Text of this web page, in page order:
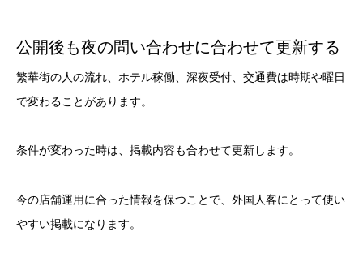
公開後も夜の問い合わせに合わせて更新する
繁華街の人の流れ、ホテル稼働、深夜受付、交通費は時期や曜日
で変わることがあります。
条件が変わった時は、掲載内容も合わせて更新します。
今の店舗運用に合った情報を保つことで、外国人客にとって使い
やすい掲載になります。